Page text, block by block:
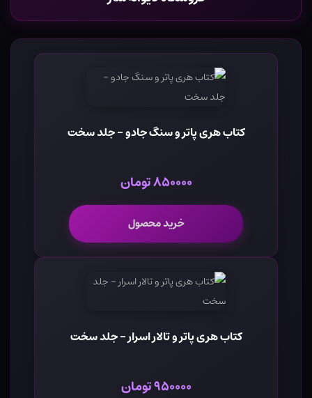
کتاب هری پاتر و سنگ جادو - جلد سخت
۸۵۰۰۰۰ تومان
خرید محصول
کتاب هری پاتر و تالار اسرار - جلد سخت
۹۵۰۰۰۰ تومان